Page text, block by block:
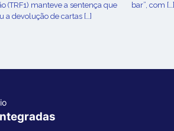
(TRF1) manteve a sentença que
a devolução de cartas […]
bar”, com […]